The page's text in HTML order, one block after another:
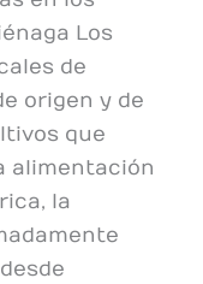
Los
de
origen y de
que
alimentación
la